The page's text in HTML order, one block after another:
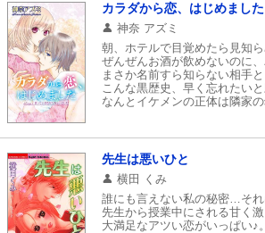
カラダから恋、はじめました
神奈 アズミ
朝、ホテルで目覚めたら見知
ぜんぜんお酒が飲めないのに
まさか名前すら知らない相手
こんな黒歴史、早く忘れたい
なんとイケメンの正体は隣家
先生は悪いひと
横田 くみ
誰にも言えない私の秘密…そ
先生から授業中にされる甘く
大満足なアツい恋がいっぱい♪。